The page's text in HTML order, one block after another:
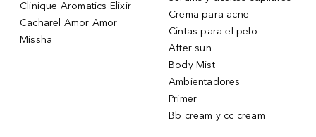
Clinique Aromatics Elixir
Cacharel Amor Amor
Missha
Crema para acne
Cintas para el pelo
After sun
Body Mist
Ambientadores
Primer
Bb cream y cc cream